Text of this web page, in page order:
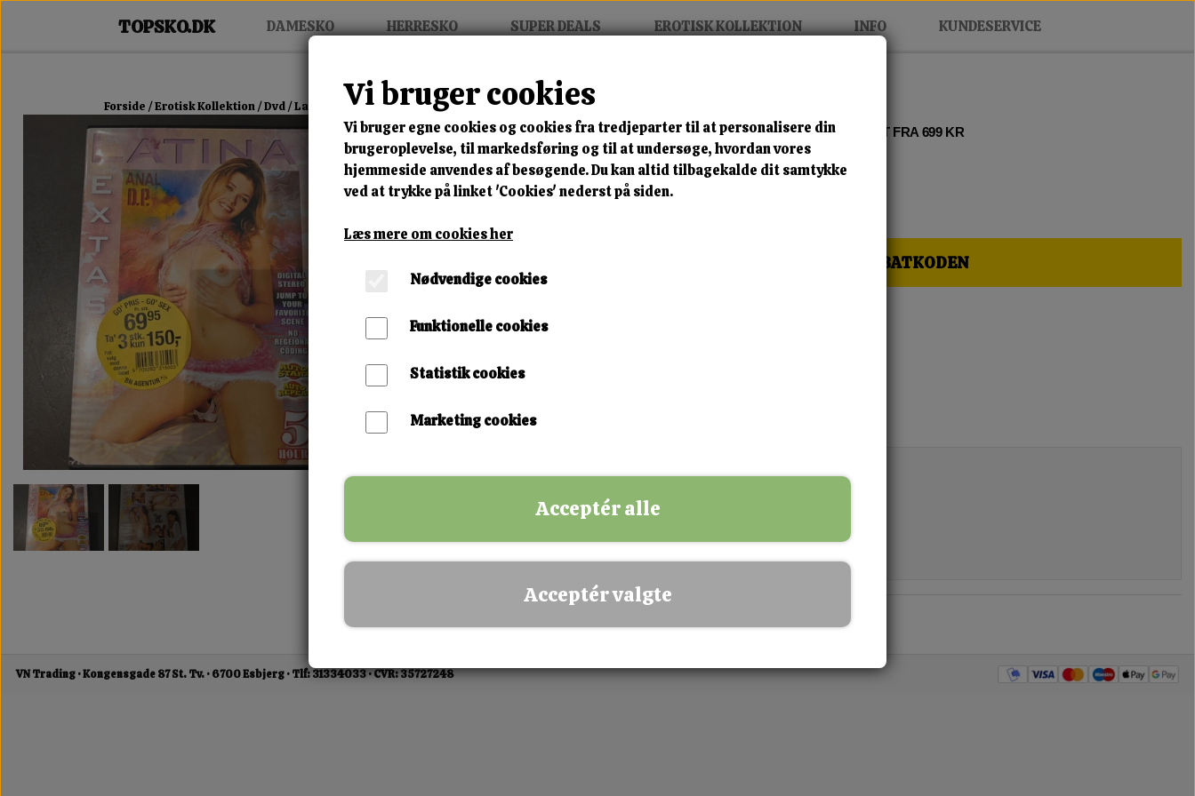
DAMESKO HERRESKO SUPER DEALS EROTISK KOLLEKTION INFO KUNDESERVICE
Forside Erotisk Kollektion Dvd Latina Extassy
MIX FRIT • KØB 3 BETAL FOR 2 • FRI FRAGT FRA 699 KR
Latina Extassy
🎁 SPAR 10 % – KLIK HER OG FÅ RABATKODEN
49,00 kr.
Leveringstid:
Omgående Levering
✅ Hurtig levering
VN Trading Kongensgade 87 St. Tv. 6700 Esbjerg Tlf: 31334033 CVR: 35727248
Vi bruger cookies
Vi bruger egne cookies og cookies fra tredjeparter til at personalisere din
brugeroplevelse, til markedsføring og til at undersøge, hvordan vores
hjemmeside anvendes af besøgende. Du kan altid tilbagekalde dit samtykke
ved at trykke på linket 'Cookies' nederst på siden.
Læs mere om cookies her
Nødvendige cookies
Funktionelle cookies
Statistik cookies
Marketing cookies
Acceptér alle
Acceptér valgte